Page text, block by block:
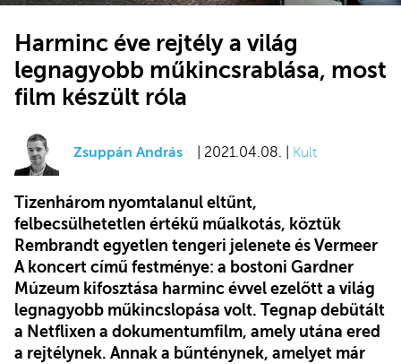
Harminc éve rejtély a világ
legnagyobb műkincsrablása, most
film készült róla
Zsuppán András | 2021.04.08. | Kult
Tizenhárom nyomtalanul eltűnt,
felbecsülhetetlen értékű műalkotás, köztük
Rembrandt egyetlen tengeri jelenete és Vermeer
A koncert című festménye: a bostoni Gardner
Múzeum kifosztása harminc évvel ezelőtt a világ
legnagyobb műkincslopása volt. Tegnap debütált
a Netflixen a dokumentumfilm, amely utána ered
a rejtélynek. Annak a bűnténynek, amelyet már